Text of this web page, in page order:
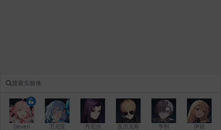
Eleven 万尼亚 丹尼尔 亚历克斯 亨利 伊娃